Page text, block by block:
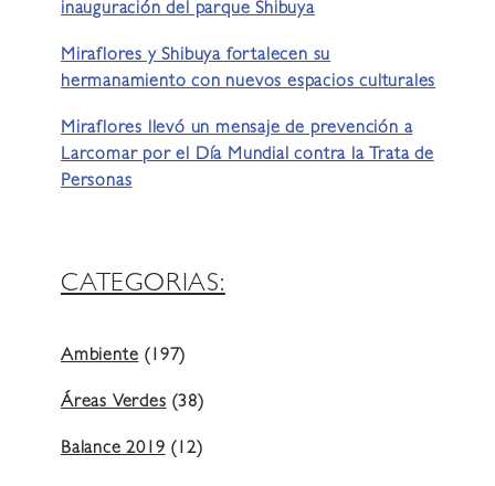
inauguración del parque Shibuya
Miraflores y Shibuya fortalecen su
hermanamiento con nuevos espacios culturales
Miraflores llevó un mensaje de prevención a
Larcomar por el Día Mundial contra la Trata de
Personas
CATEGORIAS:
Ambiente(197)
Áreas Verdes(38)
Balance 2019(12)